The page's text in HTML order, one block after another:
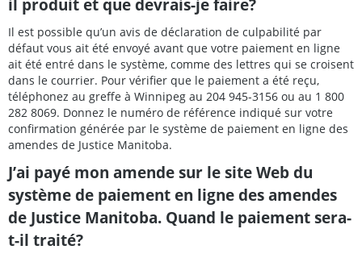
Il est possible qu’un avis de déclaration de culpabilité par
défaut vous ait été envoyé avant que votre paiement en ligne
ait été entré dans le système, comme des lettres qui se croisent
dans le courrier. Pour vérifier que le paiement a été reçu,
téléphonez au greffe à Winnipeg au 204 945-3156 ou au 1 800
282 8069. Donnez le numéro de référence indiqué sur votre
confirmation générée par le système de paiement en ligne des
amendes de Justice Manitoba.
J’ai payé mon amende sur le site Web du
système de paiement en ligne des amendes
de Justice Manitoba. Quand le paiement sera-
t-il traité?